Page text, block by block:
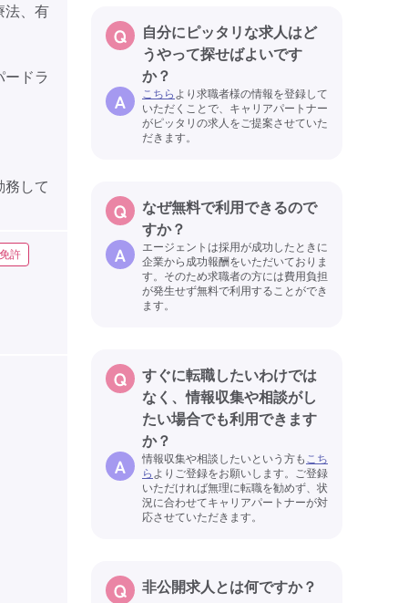
法、有
ドラ
して
許
自分にピッタリな求人はど
うやって探せばよいです
か？
こちらより求職者様の情報を登録して
いただくことで、キャリアパートナー
がピッタリの求人をご提案させていた
だきます。
なぜ無料で利用できるので
すか？
エージェントは採用が成功したときに
企業から成功報酬をいただいておりま
す。そのため求職者の方には費用負担
が発生せず無料で利用することができ
ます。
すぐに転職したいわけでは
なく、情報収集や相談がし
たい場合でも利用できます
か？
情報収集や相談したいという方もこち
らよりご登録をお願いします。ご登録
いただければ無理に転職を勧めず、状
況に合わせてキャリアパートナーが対
応させていただきます。
非公開求人とは何ですか？